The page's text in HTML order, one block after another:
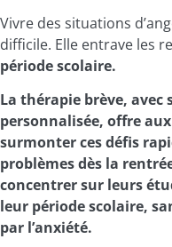
Vivre des situations
difficile. Elle entrave les
période scolaire.
La thérapie brève, avec
personnalisée, offre
surmonter ces défis
problèmes dès la
concentrer sur leurs
leur période scolaire,
par l’anxiété.